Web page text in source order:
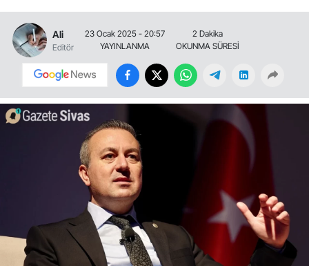
Ali
Editör
23 Ocak 2025 - 20:57
YAYINLANMA
2 Dakika
OKUNMA SÜRESİ